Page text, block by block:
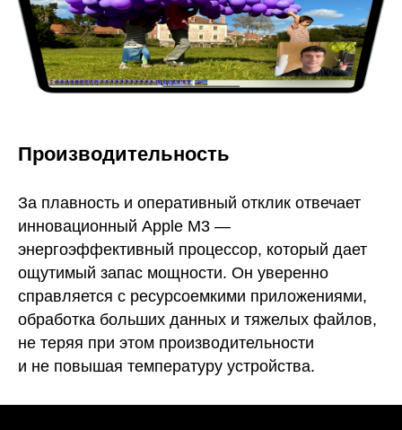
Производительность
За плавность и оперативный отклик отвечает
инновационный Apple M3 —
энергоэффективный процессор, который дает
ощутимый запас мощности. Он уверенно
справляется с ресурсоемкими приложениями,
обработка больших данных и тяжелых файлов,
не теряя при этом производительности
и не повышая температуру устройства.